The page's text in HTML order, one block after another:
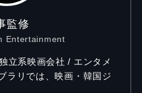
監修
Entertainment
立系映画会社 / エンタメ
ラリでは、映画・韓国ジ